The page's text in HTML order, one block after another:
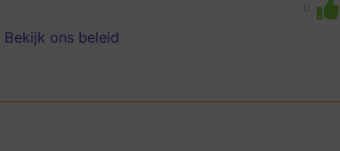
0
Bekijk ons beleid